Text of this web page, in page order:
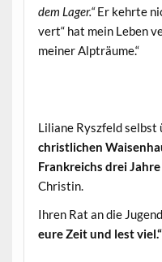
dem Lager.“Er kehrte
vert“ hat mein Leben
meiner Alpträume.“
Liliane Ryszfeld selbst
christlichen
Frankreichs drei
Christin.
Ihren Rat an die
eure Zeit und lest viel.“